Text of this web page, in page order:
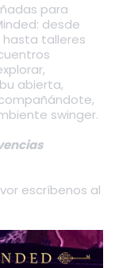
para
desde
hasta talleres
abierta,
swinger.
escríbenos al